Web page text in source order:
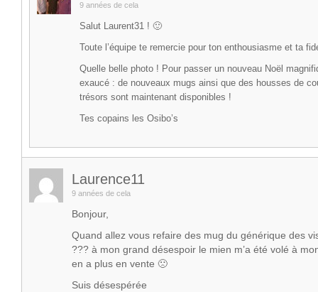
9 années de cela
Salut Laurent31 ! 🙂
Toute l’équipe te remercie pour ton enthousiasme et ta
Quelle belle photo ! Pour passer un nouveau Noël
exaucé : de nouveaux mugs ainsi que des housses de
trésors sont maintenant disponibles !
Tes copains les Osibo’s
Laurence11
9 années de cela
Bonjour,
Quand allez vous refaire des mug du générique des
??? à mon grand désespoir le mien m’a été volé à
en a plus en vente 🙁
Suis désespérée